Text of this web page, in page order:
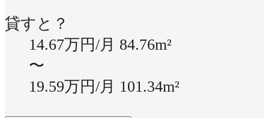
貸すと？
14.67万円/月 84.76m²
〜
19.59万円/月 101.34m²